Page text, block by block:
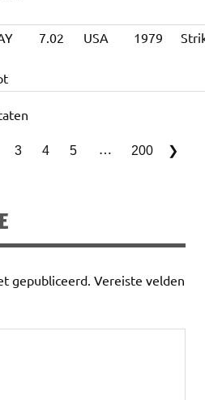
7.02 USA 1979
3 4 5 … 200 ❯
gepubliceerd. Vereiste velden